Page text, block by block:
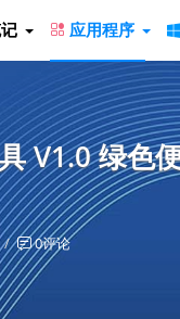
应用程序
V1.0 绿色
0评论